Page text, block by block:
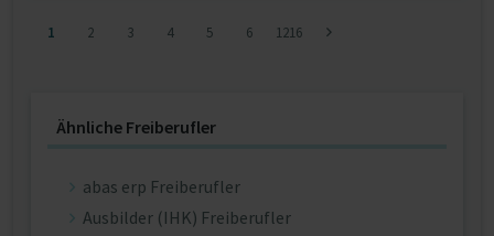
1 2 3 4 5 6 1216
Ähnliche Freiberufler
abas erp Freiberufler
Ausbilder (IHK) Freiberufler